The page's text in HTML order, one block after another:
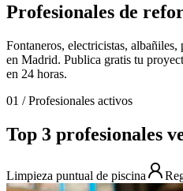
Profesionales de
Fontaneros, electricistas,
en Madrid. Publica gratis tu
en 24 horas.
01 /Profesionales activos
Top 3 profesionales
Limpieza puntual de piscina